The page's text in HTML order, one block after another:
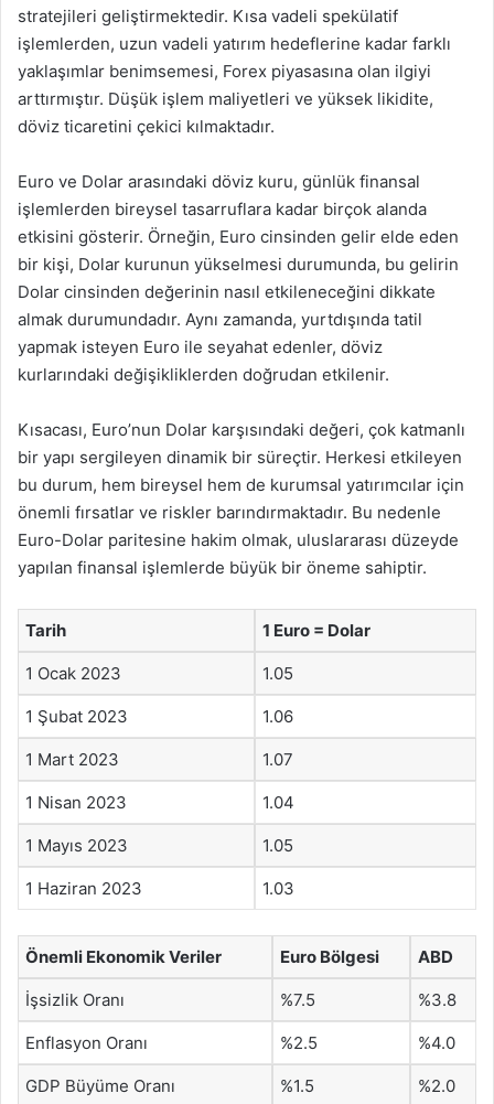
stratejileri geliştirmektedir. Kısa vadeli spekülatif
işlemlerden, uzun vadeli yatırım hedeflerine kadar farklı
yaklaşımlar benimsemesi, Forex piyasasına olan ilgiyi
arttırmıştır. Düşük işlem maliyetleri ve yüksek likidite,
döviz ticaretini çekici kılmaktadır.
Euro ve Dolar arasındaki döviz kuru, günlük finansal
işlemlerden bireysel tasarruflara kadar birçok alanda
etkisini gösterir. Örneğin, Euro cinsinden gelir elde eden
bir kişi, Dolar kurunun yükselmesi durumunda, bu gelirin
Dolar cinsinden değerinin nasıl etkileneceğini dikkate
almak durumundadır. Aynı zamanda, yurtdışında tatil
yapmak isteyen Euro ile seyahat edenler, döviz
kurlarındaki değişikliklerden doğrudan etkilenir.
Kısacası, Euro’nun Dolar karşısındaki değeri, çok katmanlı
bir yapı sergileyen dinamik bir süreçtir. Herkesi etkileyen
bu durum, hem bireysel hem de kurumsal yatırımcılar için
önemli fırsatlar ve riskler barındırmaktadır. Bu nedenle
Euro-Dolar paritesine hakim olmak, uluslararası düzeyde
yapılan finansal işlemlerde büyük bir öneme sahiptir.
Tarih 1 Euro = Dolar
1 Ocak 2023 1.05
1 Şubat 2023 1.06
1 Mart 2023 1.07
1 Nisan 2023 1.04
1 Mayıs 2023 1.05
1 Haziran 2023 1.03
Önemli Ekonomik Veriler Euro Bölgesi ABD
İşsizlik Oranı %7.5 %3.8
Enflasyon Oranı %2.5 %4.0
GDP Büyüme Oranı %1.5 %2.0